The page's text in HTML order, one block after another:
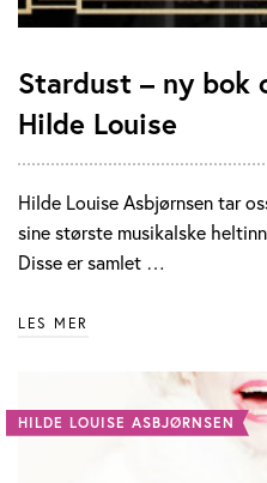
Stardust – ny bok
Hilde Louise
Hilde Louise Asbjørnsen tar
sine største musikalske
Disse er samlet …
LES MER
HILDE LOUISE ASBJØRNSEN